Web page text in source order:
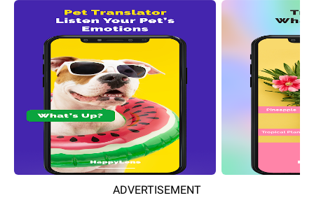
ADVERTISEMENT